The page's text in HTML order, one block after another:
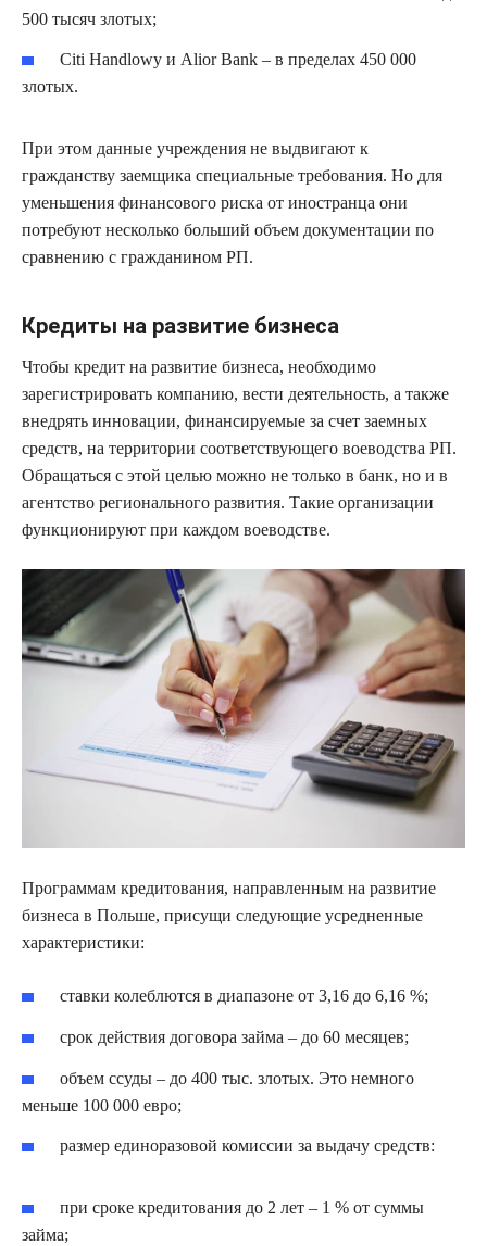
500 тысяч злотых;
Citi Handlowy и Alior Bank – в пределах 450 000
злотых.
При этом данные учреждения не выдвигают к
гражданству заемщика специальные требования. Но для
уменьшения финансового риска от иностранца они
потребуют несколько больший объем документации по
сравнению с гражданином РП.
Кредиты на развитие бизнеса
Чтобы кредит на развитие бизнеса, необходимо
зарегистрировать компанию, вести деятельность, а также
внедрять инновации, финансируемые за счет заемных
средств, на территории соответствующего воеводства РП.
Обращаться с этой целью можно не только в банк, но и в
агентство регионального развития. Такие организации
функционируют при каждом воеводстве.
Программам кредитования, направленным на развитие
бизнеса в Польше, присущи следующие усредненные
характеристики:
ставки колеблются в диапазоне от 3,16 до 6,16 %;
срок действия договора займа – до 60 месяцев;
объем ссуды – до 400 тыс. злотых. Это немного
меньше 100 000 евро;
размер единоразовой комиссии за выдачу средств:
при сроке кредитования до 2 лет – 1 % от суммы
займа;